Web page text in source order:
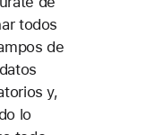
todos
de
y,
lo